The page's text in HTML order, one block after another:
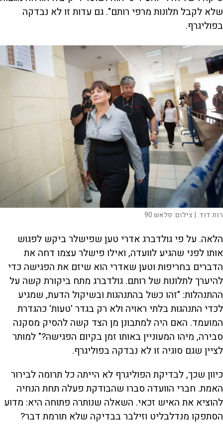
שלא לקבל תלונות מרפי רותם". גם עדות זו לא נבדקה
בפוליגרף.
רות דוד. | צילום:פלאש 90
הלאה. על פי גולדברג אדרי טען שפישלר ביקש לפגוש
אותו לפני שהגיע לוועדה, ואילו פישלר עצמו דחה את
הדברים בחריפות וטען שאדרי הוא שיזם את הפגישה כדי
להיערך לתלונות של רותם. גולדברג מתח ביקורת קשה על
ההתנהלות: "זהו כשל בהתנהגות ובשיקול הדעת, שמגיע
לכדי התנהגות בלתי ראויה ולא רק בגדר 'טעות' כהגדרת
המועמד. האם היה למתבונן מן הצד קשה להסיק מסקנה
סבירה, מיהו המעוניין באותו זמן בקיום הפגישה?" למותר
לציין שגם סוגיה זו לא נבדקה בפוליגרף.
כיוון שכך, לבדיקת הפוליגרף לא הייתה כל תרומה לבירור
האמת. חברי הוועדה סברו שהבודקת פעלה תחת הנחיה
להוציא את האיש זכאי. השאלה שנותרה פתוחה היא: מדוע
הסתפקו מנדלבליט וזילבר בבדיקה שלא תורמת דבר?